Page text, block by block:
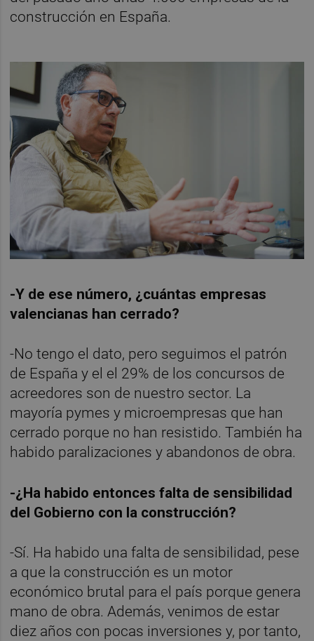
construcción en España.
-Y de ese número, ¿cuántas empresas
valencianas han cerrado?
-No tengo el dato, pero seguimos el patrón
de España y el el 29% de los concursos de
acreedores son de nuestro sector. La
mayoría pymes y microempresas que han
cerrado porque no han resistido. También ha
habido paralizaciones y abandonos de obra.
-¿Ha habido entonces falta de sensibilidad
del Gobierno con la construcción?
-Sí. Ha habido una falta de sensibilidad, pese
a que la construcción es un motor
económico brutal para el país porque genera
mano de obra. Además, venimos de estar
diez años con pocas inversiones y, por tanto,